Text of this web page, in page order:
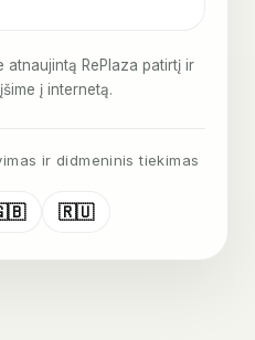
atnaujintą RePlaza patirtį ir
į internetą.
ir didmeninis tiekimas
🇷🇺